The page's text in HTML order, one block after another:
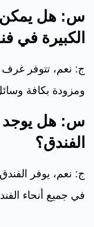
س: هل يمكن
الكبيرة في
ج: نعم، تتوفر غرف
ومزودة بكافة
س: هل يوجد
الفندق؟
ج: نعم، يوفر
في جميع أنحاء